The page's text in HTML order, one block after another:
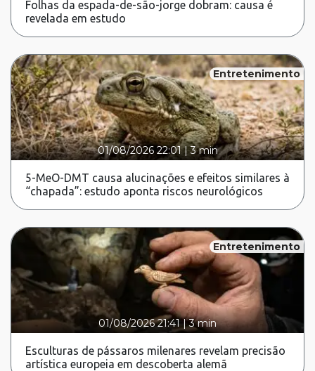
Folhas da espada-de-são-jorge dobram: causa é
revelada em estudo
Entretenimento
01/08/2026 22:01|3 min
5-MeO-DMT causa alucinações e efeitos similares à
“chapada”: estudo aponta riscos neurológicos
Entretenimento
01/08/2026 21:41 |3 min
Esculturas de pássaros milenares revelam precisão
artística europeia em descoberta alemã